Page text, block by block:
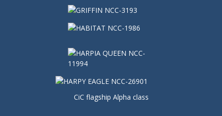
CiC flagship Alpha class